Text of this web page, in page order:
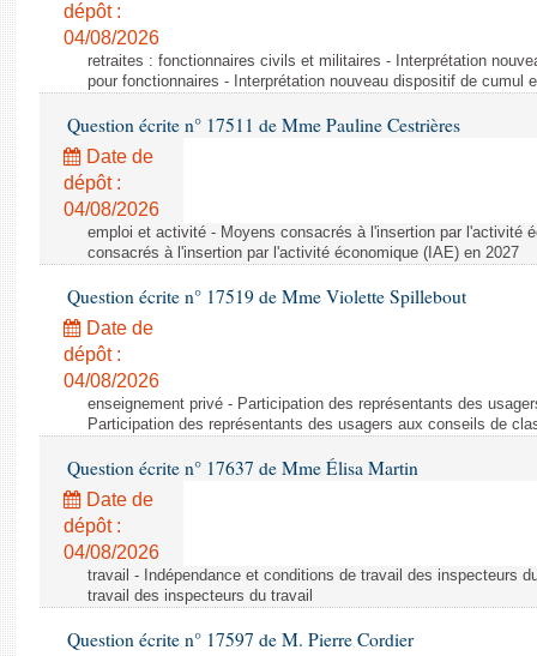
dépôt :
04/08/2026
retraites : fonctionnaires civils et militaires - Interprétation
pour fonctionnaires - Interprétation nouveau dispositif de cumul
Question écrite n° 17511 de Mme Pauline Cestrières
Date de
dépôt :
04/08/2026
emploi et activité - Moyens consacrés à l'insertion par l'activité
consacrés à l'insertion par l'activité économique (IAE) en 2027
Question écrite n° 17519 de Mme Violette Spillebout
Date de
dépôt :
04/08/2026
enseignement privé - Participation des représentants des
Participation des représentants des usagers aux conseils de
Question écrite n° 17637 de Mme Élisa Martin
Date de
dépôt :
04/08/2026
travail - Indépendance et conditions de travail des inspecteurs
travail des inspecteurs du travail
Question écrite n° 17597 de M. Pierre Cordier